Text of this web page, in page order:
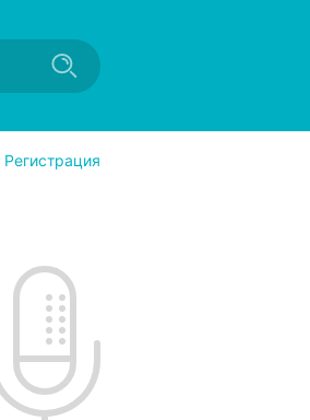
Регистрация